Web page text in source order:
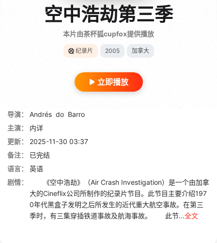
空中浩劫第三季
本片由茶杯狐cupfox提供播放
纪录片 2005 加拿大
立即播放
导演： Andrés do Barro
主演：
内详
更新：
2025-11-30 03:37
备注：
已完结
语言：
英语
剧情：
《空中浩劫》（Air Crash Investigation）是一个由加拿
大的Cineflix公司所制作的纪录片节目。此节目主要介绍197
0年代黑盒子发明之后所发生的近代重大航空事故。在第三
季时，有三集穿插铁道事故及航海事故。 此节...全文